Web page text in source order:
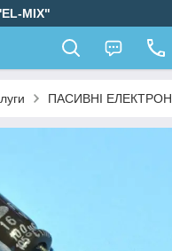
MIX"
ПАСИВНІ